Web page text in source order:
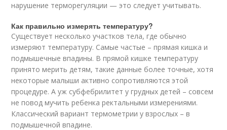
нарушение терморегуляции — это следует учитывать.
Как правильно измерять температуру?
Существует несколько участков тела, где обычно
измеряют температуру. Самые частые – прямая кишка и
подмышечные впадины. В прямой кишке температуру
принято мерить детям, такие данные более точные, хотя
некоторые малыши активно сопротивляются этой
процедуре. А уж субфебрилитет у грудных детей – совсем
не повод мучить ребенка ректальными измерениями.
Классический вариант термометрии у взрослых – в
подмышечной впадине.